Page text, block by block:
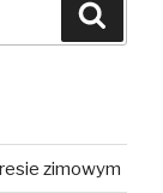
zimowym